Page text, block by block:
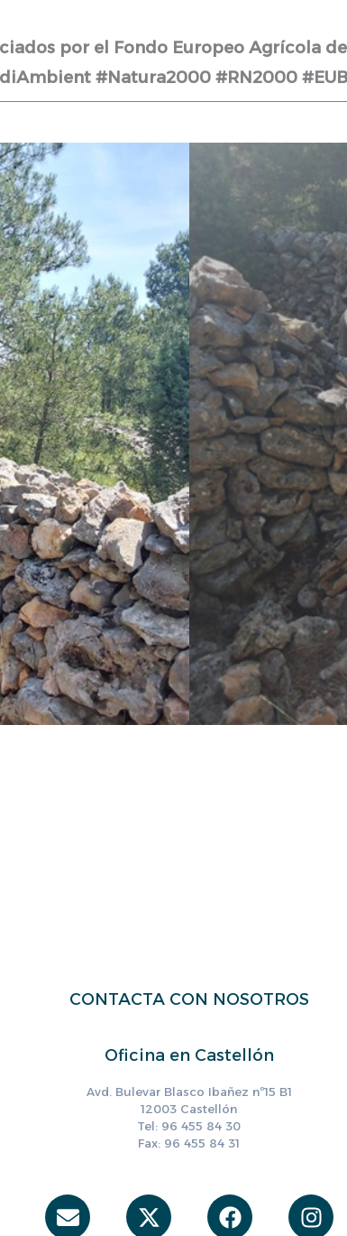
por el Fondo Europeo Agrícola
#Natura2000 #RN2000
CONTACTA CON NOSOTROS
Oficina en Castellón
Avd. Bulevar Blasco Ibañez nº15 B1
12003 Castellón
Tel: 96 455 84 30
Fax: 96 455 84 31
Envelope
X-
twitter
Facebook